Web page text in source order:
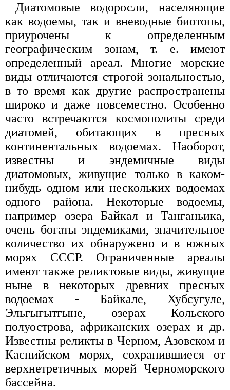
Диатомовые водоросли, населяющие
как водоемы, так и вневодные биотопы,
приурочены к определенным
географическим зонам, т. е. имеют
определенный ареал. Многие морские
виды отличаются строгой зональностью,
в то время как другие распространены
широко и даже повсеместно. Особенно
часто встречаются космополиты среди
диатомей, обитающих в пресных
континентальных водоемах. Наоборот,
известны и эндемичные виды
диатомовых, живущие только в каком-
нибудь одном или нескольких водоемах
одного района. Некоторые водоемы,
например озера Байкал и Танганьика,
очень богаты эндемиками, значительное
количество их обнаружено и в южных
морях СССР. Ограниченные ареалы
имеют также реликтовые виды, живущие
ныне в некоторых древних пресных
водоемах - Байкале, Хубсугуле,
Эльгыгытгыне, озерах Кольского
полуострова, африканских озерах и др.
Известны реликты в Черном, Азовском и
Каспийском морях, сохранившиеся от
верхнетретичных морей Черноморского
бассейна.